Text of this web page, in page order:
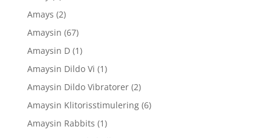
Amays (2)
Amaysin (67)
Amaysin D (1)
Amaysin Dildo Vi (1)
Amaysin Dildo Vibratorer (2)
Amaysin Klitorisstimulering (6)
Amaysin Rabbits (1)